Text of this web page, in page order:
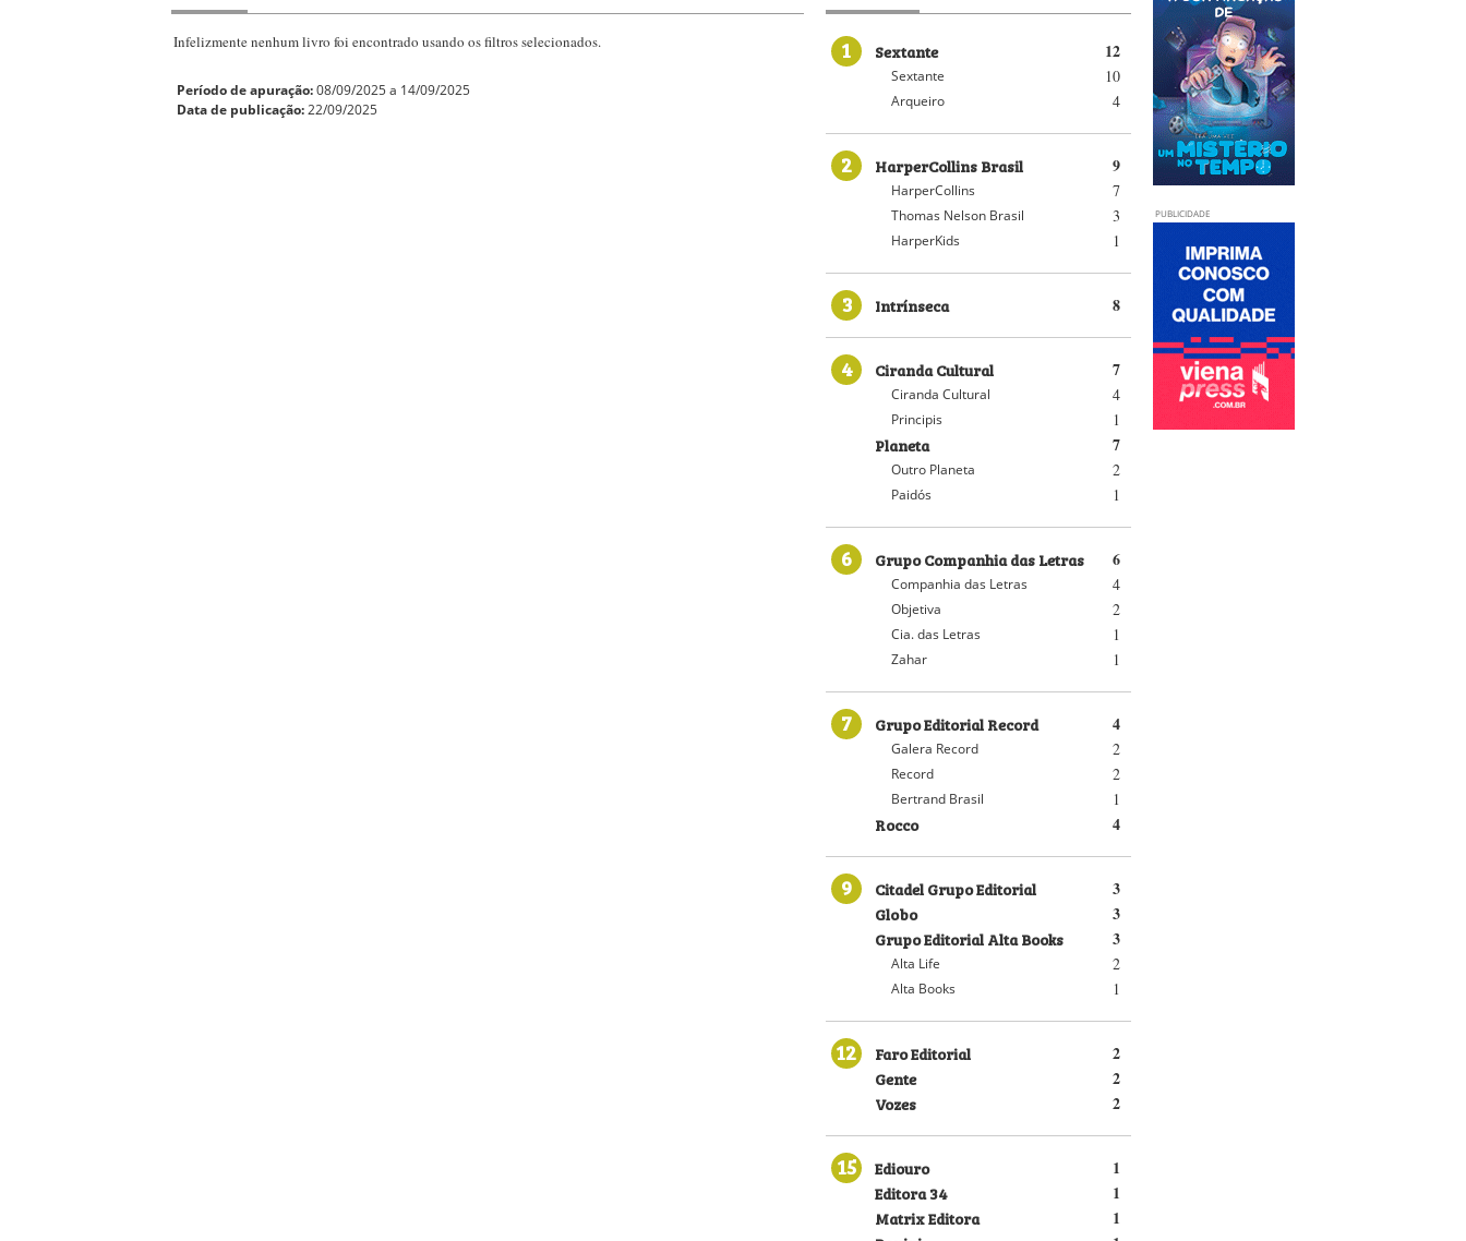
Infelizmente nenhum livro foi encontrado usando os filtros selecionados.
Período de apuração:08/09/2025 a 14/09/2025
Data de publicação:22/09/2025
1 12
Sextante
10
Sextante
4
Arqueiro
2 9
HarperCollins Brasil
7
HarperCollins
3
Thomas Nelson Brasil
1
HarperKids
3 8
Intrínseca
4 7
Ciranda Cultural
4
Ciranda Cultural
1
Principis
7
Planeta
2
Outro Planeta
1
Paidós
6 6
Grupo Companhia das Letras
4
Companhia das Letras
2
Objetiva
1
Cia. das Letras
1
Zahar
7 4
Grupo Editorial Record
2
Galera Record
2
Record
1
Bertrand Brasil
4
Rocco
9 3
Citadel Grupo Editorial
3
Globo
3
Grupo Editorial Alta Books
2
Alta Life
1
Alta Books
12 2
Faro Editorial
2
Gente
2
Vozes
15 1
Ediouro
1
Editora 34
1
Matrix Editora
PUBLICIDADE